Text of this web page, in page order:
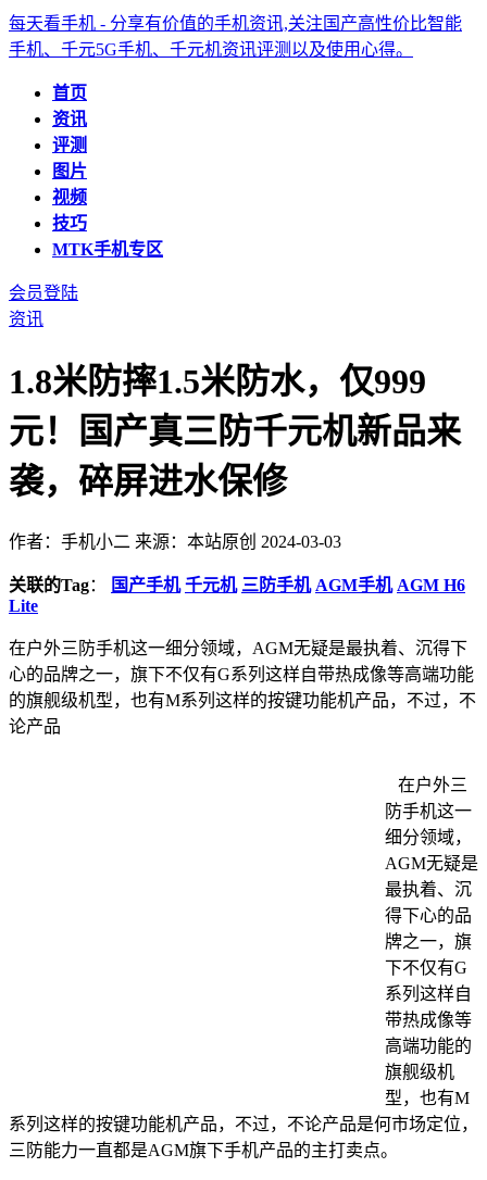
每天看手机 - 分享有价值的手机资讯,关注国产高性价比智能
手机、千元5G手机、千元机资讯评测以及使用心得。
首页
资讯
评测
图片
视频
技巧
MTK手机专区
会员登陆
资讯
1.8米防摔1.5米防水，仅999
元！国产真三防千元机新品来
袭，碎屏进水保修
作者：手机小二 来源：本站原创 2024-03-03
关联的Tag： 国产手机 千元机 三防手机 AGM手机 AGM H6
Lite
在户外三防手机这一细分领域，AGM无疑是最执着、沉得下
心的品牌之一，旗下不仅有G系列这样自带热成像等高端功能
的旗舰级机型，也有M系列这样的按键功能机产品，不过，不
论产品
在户外三
防手机这一
细分领域，
AGM无疑是
最执着、沉
得下心的品
牌之一，旗
下不仅有G
系列这样自
带热成像等
高端功能的
旗舰级机
型，也有M
系列这样的按键功能机产品，不过，不论产品是何市场定位，
三防能力一直都是AGM旗下手机产品的主打卖点。